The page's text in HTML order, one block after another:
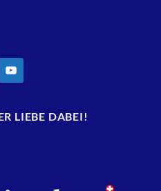
LIEBE DABEI!